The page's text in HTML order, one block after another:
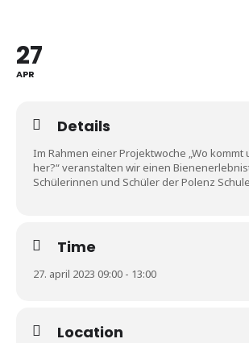
27
APR
Details
Im Rahmen einer Projektwoche „Wo kommt
her?“ veranstalten wir einen
Schülerinnen und Schüler der Polenz
Time
27. april 2023 09:00 - 13:00
Location